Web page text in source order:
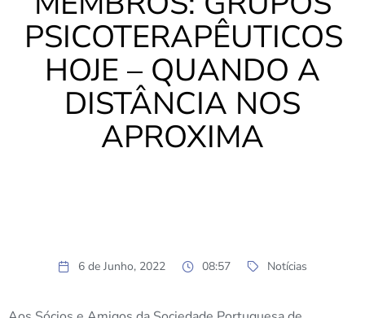
PSICOTERAPÊUTICOS
HOJE – QUANDO A
DISTÂNCIA NOS
APROXIMA
6 de Junho, 2022 08:57 Notícias